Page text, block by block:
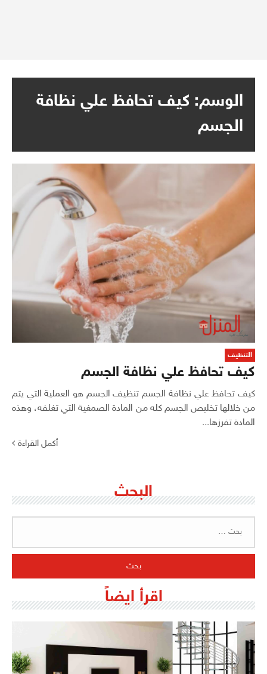
الوسم: كيف تحافظ علي نظافة
الجسم
التنظيف
كيف تحافظ علي نظافة الجسم
كيف تحافظ علي نظافة الجسم تنظيف الجسم هو العملية التي يتم
من خلالها تخليص الجسم كله من المادة الصمغية التي تغلفه، وهذه
المادة تفرزها...
أكمل القراءة
البحث
اقرأ ايضاً